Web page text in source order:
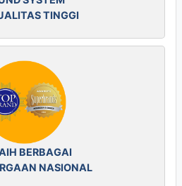
TINGGI
BERBAGAI
NASIONAL